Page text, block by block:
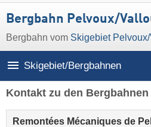
Bergbahn Pelvoux/​
Bergbahn vom Skigebiet
Skigebiet/Bergbahnen
Kontakt zu den Bergbahnen
Remontées Mécaniques de